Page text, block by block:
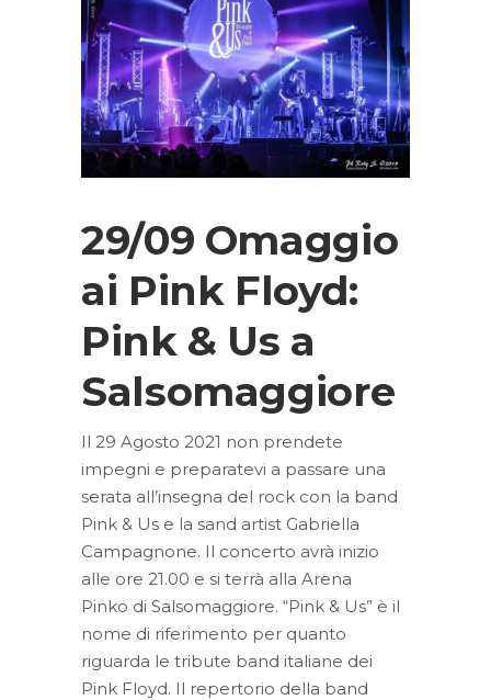
29/09 Omaggio
ai Pink Floyd:
Pink & Us a
Salsomaggiore
Il 29 Agosto 2021 non prendete
impegni e preparatevi a passare una
serata all’insegna del rock con la band
Pink & Us e la sand artist Gabriella
Campagnone. Il concerto avrà inizio
alle ore 21.00 e si terrà alla Arena
Pinko di Salsomaggiore. “Pink & Us” è il
nome di riferimento per quanto
riguarda le tribute band italiane dei
Pink Floyd. Il repertorio della band